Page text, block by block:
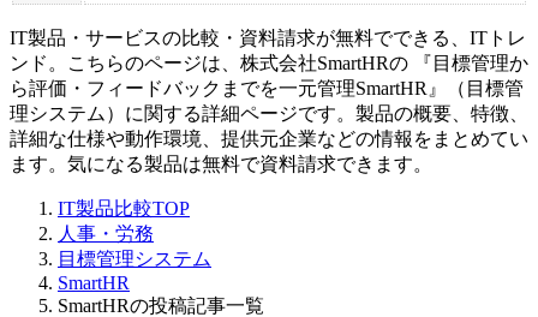
IT製品・サービスの比較・資料請求が無料でできる、ITトレ
ンド。こちらのページは、 株式会社SmartHRの 『 目標管理か
ら評価・フィードバックまでを一元管理SmartHR 』（ 目標管
理システム ）に関する詳細ページです。製品の概要、特徴、
詳細な仕様や動作環境、提供元企業などの情報をまとめてい
ます。気になる製品は無料で資料請求できます。
IT製品比較TOP
人事・労務
目標管理システム
SmartHR
SmartHRの投稿記事一覧